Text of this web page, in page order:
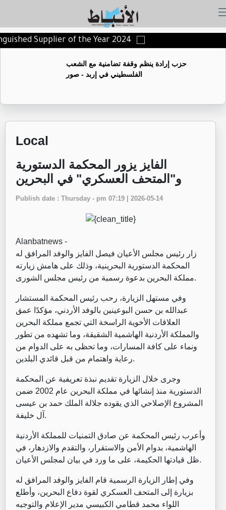
Supplier of the Year 2024
حزب إرادة ينظم وقفة تضامنية مع الشعب
الفلسطيني في إربد - صور
Local
الفايز يزور المحكمة الدستورية
و"المتحف العسكري" في البحرين
Publish date : Thursday - pm 07:19 | 2026-05-14
Alanbatnews -
زار رئيس مجلس الأعيان فيصل الفايز والوفد المرافق له
المحكمة الدستورية البحرينية، وذلك على هامش زيارته
مملكة البحرين بدعوة رسمية من رئيس مجلس الشورى.
وفي مستهل الزيارة، رحب رئيس المحكمة المستشار
عبدالله بن حسن البوعينين بالوفد الأردني، مؤكدًا عمق
العلاقات الأخوية الراسخة التي تجمع مملكة البحرين
والمملكة الأردنية الهاشمية الشقيقة، وما تشهده من تطور
ونماء على كافة المسارات، وما تحظى به على الدوام من
رعاية واهتمام من قبل قائدي البلدين.
وجرى خلال الزيارة تقديم نبذة تعريفية عن المحكمة
الدستورية منذ إنشائها في مملكة البحرين عام 2002 ضمن
المشروع الإصلاحي الذي يقوده جلالة الملك حمد بن عيسى
آل خليفة.
وأعرب رئيس المحكمة عن صادق التمنيات للمملكة الأردنية
الهاشمية، بدوام الأمن والاستقرار، والتقدم والازدهار، في
ظل قيادتها الحكيمة، على ما ورد في بيان لمجلس الأعيان.
وفي إطار الزيارة الرسمية قام الفايز والوفد المرافق له
بزيارة إلى المتحف العسكري لقوة دفاع البحرين، وأطلع
اللواء محمد قطامي الكبيسي مدير الإعلام والتوجيه